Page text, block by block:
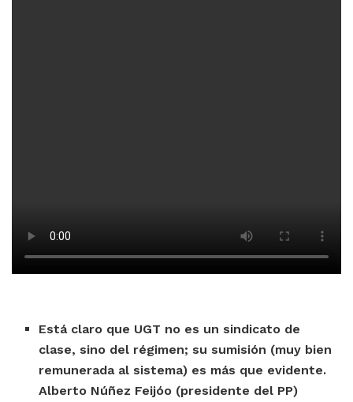
Está claro que UGT no es un sindicato de
clase, sino del régimen; su sumisión (muy bien
remunerada al sistema) es más que evidente.
Alberto Núñez Feijóo (presidente del PP)